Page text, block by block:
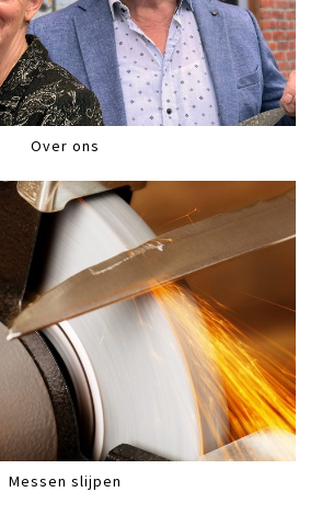
Over ons
Messen slijpen